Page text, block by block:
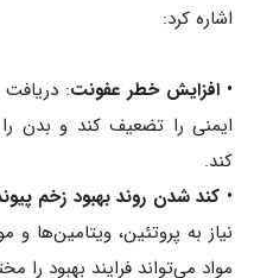
اشاره کرد:
• افزایش خطر عفونت:
ایمنی را تضعیف کند و بدن
کند.
• کند شدن روند بهبود زخم
نیاز به پروتئین، ویتامین‌ها
مواد می‌تواند فرایند بهبود را